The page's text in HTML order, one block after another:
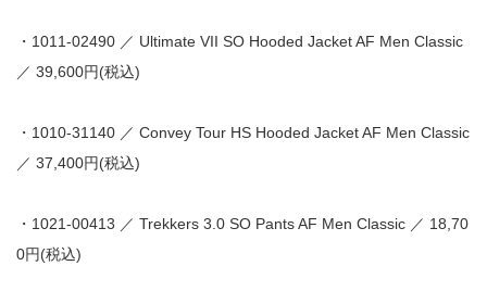
・1011-02490 ／ Ultimate VII SO Hooded Jacket AF Men Classic
／ 39,600円(税込)
・1010-31140 ／ Convey Tour HS Hooded Jacket AF Men Classic
／ 37,400円(税込)
・1021-00413 ／ Trekkers 3.0 SO Pants AF Men Classic ／ 18,70
0円(税込)